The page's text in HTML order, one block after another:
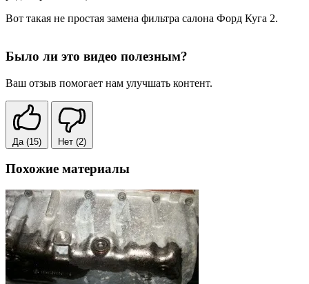
Вот такая не простая замена фильтра салона Форд Куга 2.
Было ли это видео полезным?
Ваш отзыв помогает нам улучшать контент.
Да (15) Нет (2)
Похожие материалы